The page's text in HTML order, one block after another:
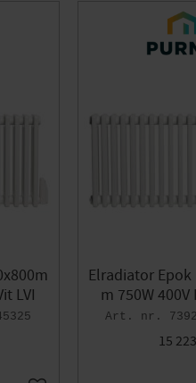
LVI
Elradiator Epok
m 750W 400V
15 223